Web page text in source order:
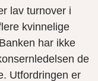
lav turnover i
kvinnelige
har ikke
de
Utfordringen er